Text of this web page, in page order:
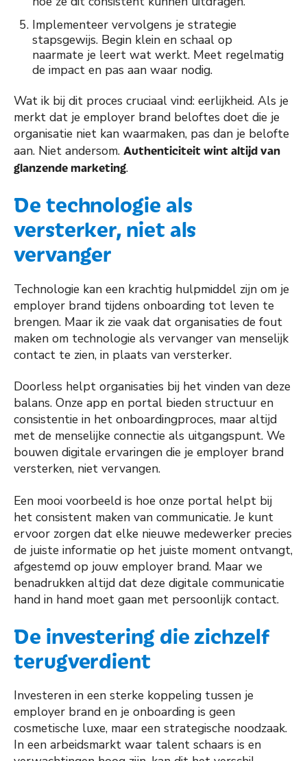
Implementeer vervolgens je strategie
stapsgewijs. Begin klein en schaal op
naarmate je leert wat werkt. Meet regelmatig
de impact en pas aan waar nodig.
Wat ik bij dit proces cruciaal vind: eerlijkheid. Als je
merkt dat je employer brand beloftes doet die je
organisatie niet kan waarmaken, pas dan je belofte
aan. Niet andersom. Authenticiteit wint altijd van
glanzende marketing.
De technologie als
versterker, niet als
vervanger
Technologie kan een krachtig hulpmiddel zijn om je
employer brand tijdens onboarding tot leven te
brengen. Maar ik zie vaak dat organisaties de fout
maken om technologie als vervanger van menselijk
contact te zien, in plaats van versterker.
Doorless helpt organisaties bij het vinden van deze
balans. Onze app en portal bieden structuur en
consistentie in het onboardingproces, maar altijd
met de menselijke connectie als uitgangspunt. We
bouwen digitale ervaringen die je employer brand
versterken, niet vervangen.
Een mooi voorbeeld is hoe onze portal helpt bij
het consistent maken van communicatie. Je kunt
ervoor zorgen dat elke nieuwe medewerker precies
de juiste informatie op het juiste moment ontvangt,
afgestemd op jouw employer brand. Maar we
benadrukken altijd dat deze digitale communicatie
hand in hand moet gaan met persoonlijk contact.
De investering die zichzelf
terugverdient
Investeren in een sterke koppeling tussen je
employer brand en je onboarding is geen
cosmetische luxe, maar een strategische noodzaak.
In een arbeidsmarkt waar talent schaars is en